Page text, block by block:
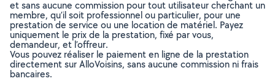
et sans aucune commission pour tout utilisateur cherchant un
membre, qu’il soit professionnel ou particulier, pour une
prestation de service ou une location de matériel. Payez
uniquement le prix de la prestation, fixé par vous,
demandeur, et l’offreur.
Vous pouvez réaliser le paiement en ligne de la prestation
directement sur AlloVoisins, sans aucune commission ni frais
bancaires.